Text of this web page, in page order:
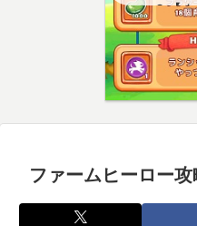
こ？【
ファームヒーロー